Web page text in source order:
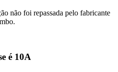
não foi repassada pelo fabricante
é 10A